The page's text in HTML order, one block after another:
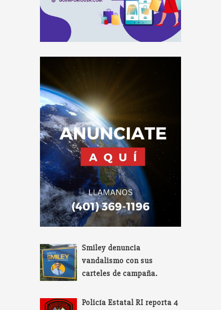
Smiley denuncia
vandalismo con sus
carteles de campaña.
Policía Estatal RI reporta 4